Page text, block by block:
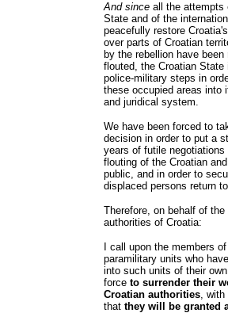
And since all the attempts
State and of the
peacefully restore
over parts of Croatian
by the rebellion have been
flouted, the Croatian
police-military steps in
these occupied areas into
and juridical system.
We have been forced to
decision in order to put a
years of futile negotiations
flouting of the Croatian
public, and in order to
displaced persons return
Therefore, on behalf of the
authorities of Croatia:
I call upon the members
paramilitary units who
into such units of their
force to surrender their
Croatian authorities, with
that they will be granted